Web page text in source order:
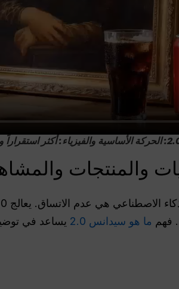
فهم ما هو سيدانس 2.0
يساعد في